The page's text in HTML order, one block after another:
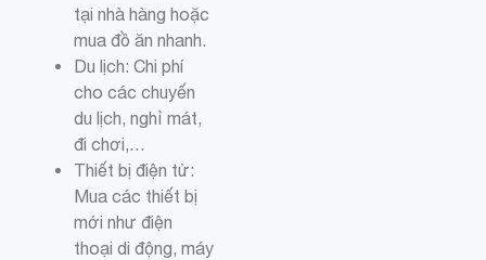
tại nhà hàng hoặc
mua đồ ăn nhanh.
Du lịch: Chi phí
cho các chuyến
du lịch, nghỉ mát,
đi chơi,…
Thiết bị điện tử:
Mua các thiết bị
mới như điện
thoại di động, máy